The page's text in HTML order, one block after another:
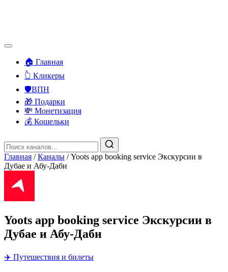
🏠 Главная
👆 Кликеры
🛡️ВПН
🎁 Подарки
💸 Монетизация
💰 Кошельки
Главная / Каналы / Yoots app booking service Экскурсии в
Дубае и Абу-Даби
Yoots app booking service Экскурсии в
Дубае и Абу-Даби
✈️ Путешествия и билеты